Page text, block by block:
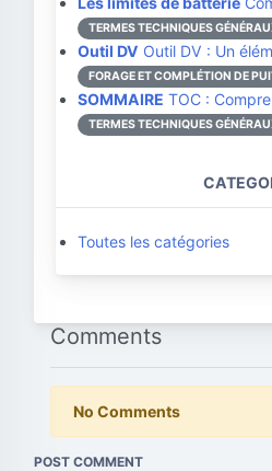
TERMES TECHNIQUES
Outil DV Outil DV : Un
FORAGE ET COMPLÉTION DE
SOMMAIRE TOC :
TERMES TECHNIQUES
Toutes les catégories
Comments
No Comments
POST COMMENT